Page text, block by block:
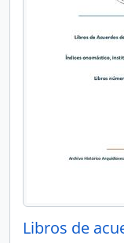
Libros de